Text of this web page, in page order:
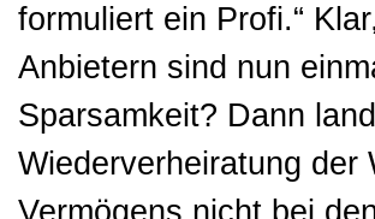
formuliert ein Profi.“
Anbietern sind nun
Sparsamkeit? Dann
Wiederverheiratung der
Vermögens nicht bei